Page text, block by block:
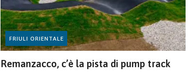
FRIULI ORIENTALE
Remanzacco, c’è la pista di pump track